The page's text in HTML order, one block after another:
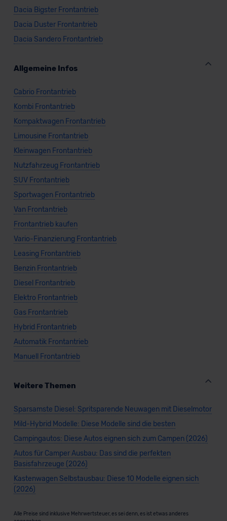
Dacia Bigster Frontantrieb
Dacia Duster Frontantrieb
Dacia Sandero Frontantrieb
Allgemeine Infos
Cabrio Frontantrieb
Kombi Frontantrieb
Kompaktwagen Frontantrieb
Limousine Frontantrieb
Kleinwagen Frontantrieb
Nutzfahrzeug Frontantrieb
SUV Frontantrieb
Sportwagen Frontantrieb
Van Frontantrieb
Frontantrieb kaufen
Vario-Finanzierung Frontantrieb
Leasing Frontantrieb
Benzin Frontantrieb
Diesel Frontantrieb
Elektro Frontantrieb
Gas Frontantrieb
Hybrid Frontantrieb
Automatik Frontantrieb
Manuell Frontantrieb
Weitere Themen
Sparsamste Diesel: Spritsparende Neuwagen mit Dieselmotor
Mild-Hybrid Modelle: Diese Modelle sind die besten
Campingautos: Diese Autos eignen sich zum Campen (2026)
Autos für Camper Ausbau: Das sind die perfekten
Basisfahrzeuge (2026)
Kastenwagen Selbstausbau: Diese 10 Modelle eignen sich
(2026)
Alle Preise sind inklusive Mehrwertsteuer, es sei denn, es ist etwas anderes